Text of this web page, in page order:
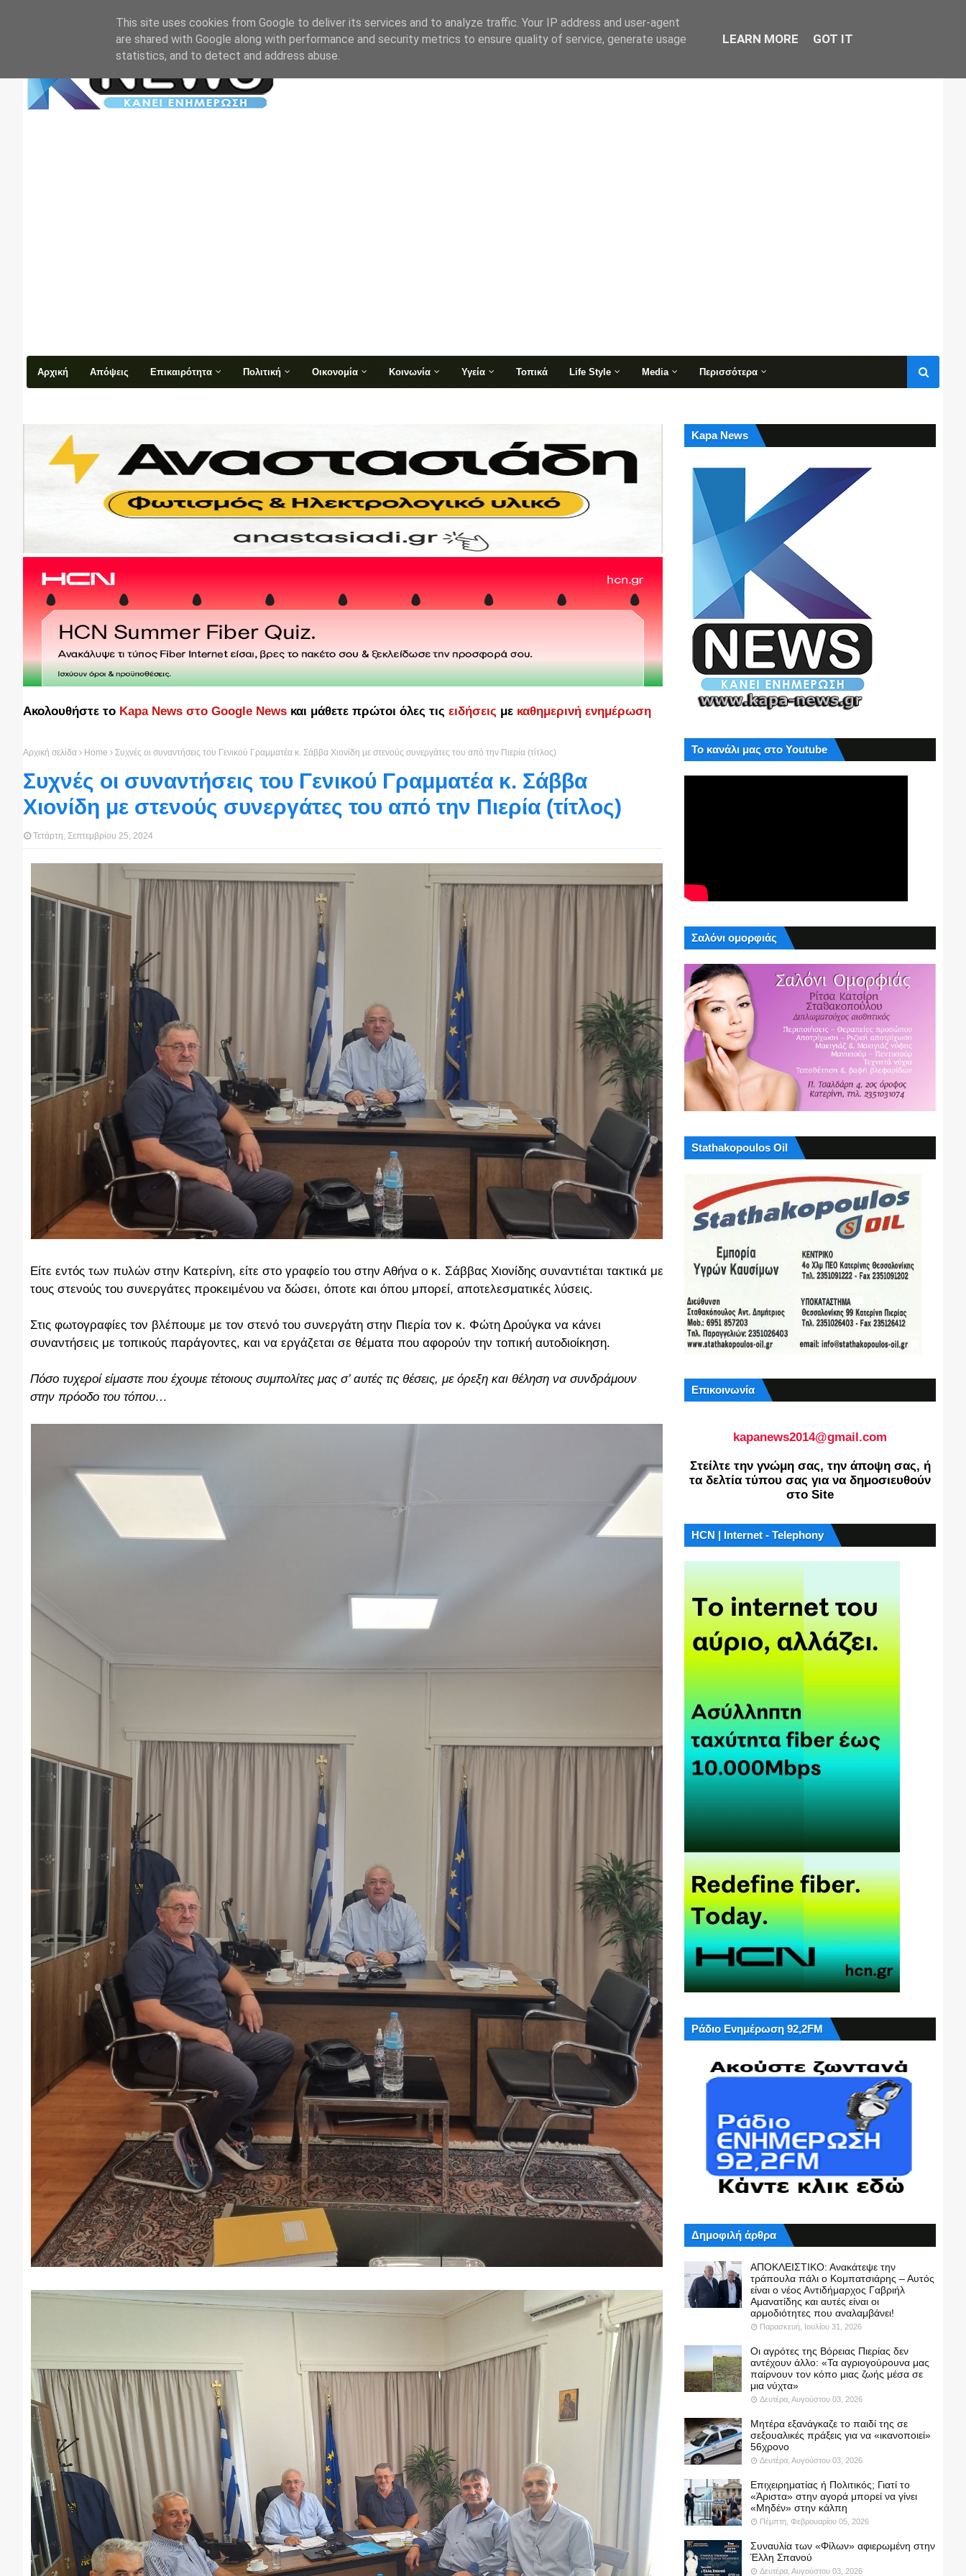
Αρχική Απόψεις Επικαιρότητα Πολιτική Οικονομία Κοινωνία Υγεία Τοπικά Life Style Media Περισσότερα
Ακολουθήστε το Kapa News στο Google News και μάθετε πρώτοι όλες τις ειδήσεις με καθημερινή ενημέρωση
Αρχική σελίδα Home Συχνές οι συναντήσεις του Γενικού Γραμματέα κ. Σάββα Χιονίδη με στενούς συνεργάτες του από την Πιερία (τίτλος)
Συχνές οι συναντήσεις του Γενικού Γραμματέα κ. Σάββα
Χιονίδη με στενούς συνεργάτες του από την Πιερία (τίτλος)
Τετάρτη, Σεπτεμβρίου 25, 2024
Είτε εντός των πυλών στην Κατερίνη, είτε στο γραφείο του στην Αθήνα ο κ. Σάββας Χιονίδης συναντιέται τακτικά με
τους στενούς του συνεργάτες προκειμένου να δώσει, όποτε και όπου μπορεί, αποτελεσματικές λύσεις.
Στις φωτογραφίες τον βλέπουμε με τον στενό του συνεργάτη στην Πιερία τον κ. Φώτη Δρούγκα να κάνει
συναντήσεις με τοπικούς παράγοντες, και να εργάζεται σε θέματα που αφορούν την τοπική αυτοδιοίκηση.
Πόσο τυχεροί είμαστε που έχουμε τέτοιους συμπολίτες μας σ’ αυτές τις θέσεις, με όρεξη και θέληση να συνδράμουν
στην πρόοδο του τόπου…
Kapa News
Το κανάλι μας στο Youtube
Σαλόνι ομορφιάς
Stathakopoulos Oil
Επικοινωνία
kapanews2014@gmail.com
Στείλτε την γνώμη σας, την άποψη σας, ή
τα δελτία τύπου σας για να δημοσιευθούν
στο Site
HCN | Internet - Telephony
Ράδιο Ενημέρωση 92,2FM
Δημοφιλή άρθρα
ΑΠΟΚΛΕΙΣΤΙΚΟ: Ανακάτεψε την
τράπουλα πάλι ο Κομπατσιάρης – Αυτός
είναι ο νέος Αντιδήμαρχος Γαβριήλ
Αμανατίδης και αυτές είναι οι
αρμοδιότητες που αναλαμβάνει!
Παρασκευή, Ιουλίου 31, 2026
Οι αγρότες της Βόρειας Πιερίας δεν
αντέχουν άλλο: «Τα αγριογούρουνα μας
παίρνουν τον κόπο μιας ζωής μέσα σε
μια νύχτα»
Δευτέρα, Αυγούστου 03, 2026
Μητέρα εξανάγκαζε το παιδί της σε
σεξουαλικές πράξεις για να «ικανοποιεί»
56χρονο
Δευτέρα, Αυγούστου 03, 2026
Επιχειρηματίας ή Πολιτικός; Γιατί το
«Άριστα» στην αγορά μπορεί να γίνει
«Μηδέν» στην κάλπη
Πέμπτη, Φεβρουαρίου 05, 2026
Συναυλία των «Φίλων» αφιερωμένη στην
Έλλη Σπανού
Δευτέρα, Αυγούστου 03, 2026
This site uses cookies from Google to deliver its services and to analyze traffic. Your IP address and user-agent
are shared with Google along with performance and security metrics to ensure quality of service, generate usage
statistics, and to detect and address abuse.
LEARN MORE GOT IT